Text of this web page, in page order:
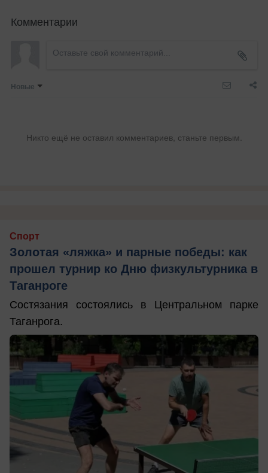
Комментарии
Новые
Никто ещё не оставил комментариев, станьте первым.
Спорт
Золотая «ляжка» и парные победы: как
прошел турнир ко Дню физкультурника в
Таганроге
Состязания состоялись в Центральном парке
Таганрога.